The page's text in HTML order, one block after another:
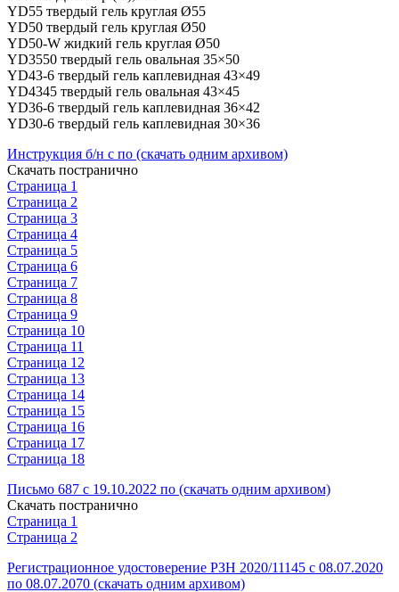
YD55 твердый гель круглая Ø55
YD50 твердый гель круглая Ø50
YD50-W жидкий гель круглая Ø50
YD3550 твердый гель овальная 35×50
YD43-6 твердый гель каплевидная 43×49
YD4345 твердый гель овальная 43×45
YD36-6 твердый гель каплевидная 36×42
YD30-6 твердый гель каплевидная 30×36
Инструкция б/н с по (скачать одним архивом)
Скачать постранично
Страница 1
Страница 2
Страница 3
Страница 4
Страница 5
Страница 6
Страница 7
Страница 8
Страница 9
Страница 10
Страница 11
Страница 12
Страница 13
Страница 14
Страница 15
Страница 16
Страница 17
Страница 18
Письмо 687 с 19.10.2022 по (скачать одним архивом)
Скачать постранично
Страница 1
Страница 2
Регистрационное удостоверение РЗН 2020/11145 с 08.07.2020
по 08.07.2070 (скачать одним архивом)